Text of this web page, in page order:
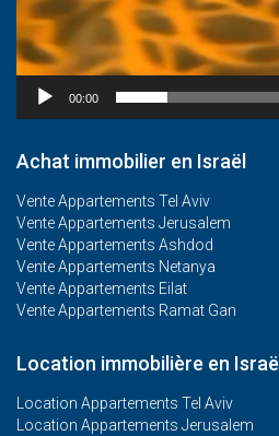
00:00
Achat immobilier en Israël
Vente Appartements Tel Aviv
Vente Appartements Jerusalem
Vente Appartements Ashdod
Vente Appartements Netanya
Vente Appartements Eilat
Vente Appartements Ramat Gan
Location immobilière en Israël
Location Appartements Tel Aviv
Location Appartements Jerusalem